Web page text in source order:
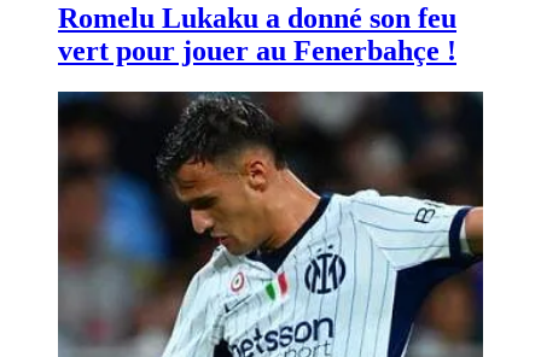
Romelu Lukaku a donné son feu
vert pour jouer au Fenerbahçe !